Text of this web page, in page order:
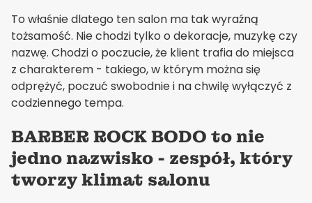
To właśnie dlatego ten salon ma tak wyraźną
tożsamość. Nie chodzi tylko o dekoracje, muzykę czy
nazwę. Chodzi o poczucie, że klient trafia do miejsca
z charakterem - takiego, w którym można się
odprężyć, poczuć swobodnie i na chwilę wyłączyć z
codziennego tempa.
BARBER ROCK BODO to nie
jedno nazwisko - zespół, który
tworzy klimat salonu